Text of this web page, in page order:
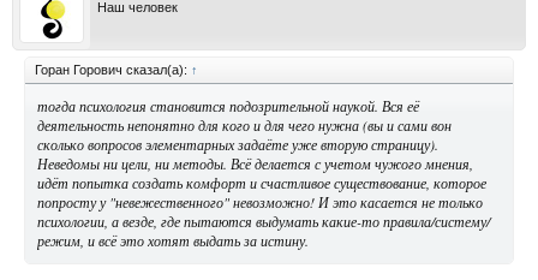
Наш человек
Горан Горович сказал(а): ↑
тогда психология становится подозрительной наукой. Вся её
деятельность непонятно для кого и для чего нужна (вы и сами вон
сколько вопросов элементарных задаёте уже вторую страницу).
Неведомы ни цели, ни методы. Всё делается с учетом чужого мнения,
идёт попытка создать комфорт и счастливое существование, которое
попросту у "невежественного" невозможно! И это касается не только
психологии, а везде, где пытаются выдумать какие-то правила/систему/
режим, и всё это хотят выдать за истину.